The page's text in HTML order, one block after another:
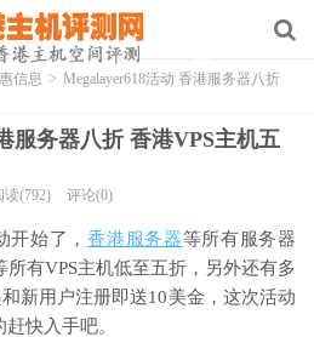
信息 > Megalayer618活动 香港服务器八折
服务器八折 香港VPS主机五
读(792) 评论(0)
开始了，香港服务器等所有服务器
所有VPS主机低至五折，另外还有多
新用户注册即送10美金，这次活动
快入手吧。